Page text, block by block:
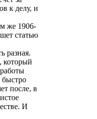
к делу, и
же 1906-
статью
разная.
который
быстро
после, в
И